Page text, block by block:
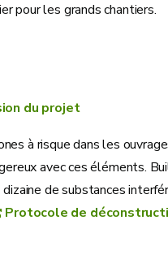
pour les grands chantiers.
du projet
à risque dans les
avec ces éléments.
de substances
Protocole de